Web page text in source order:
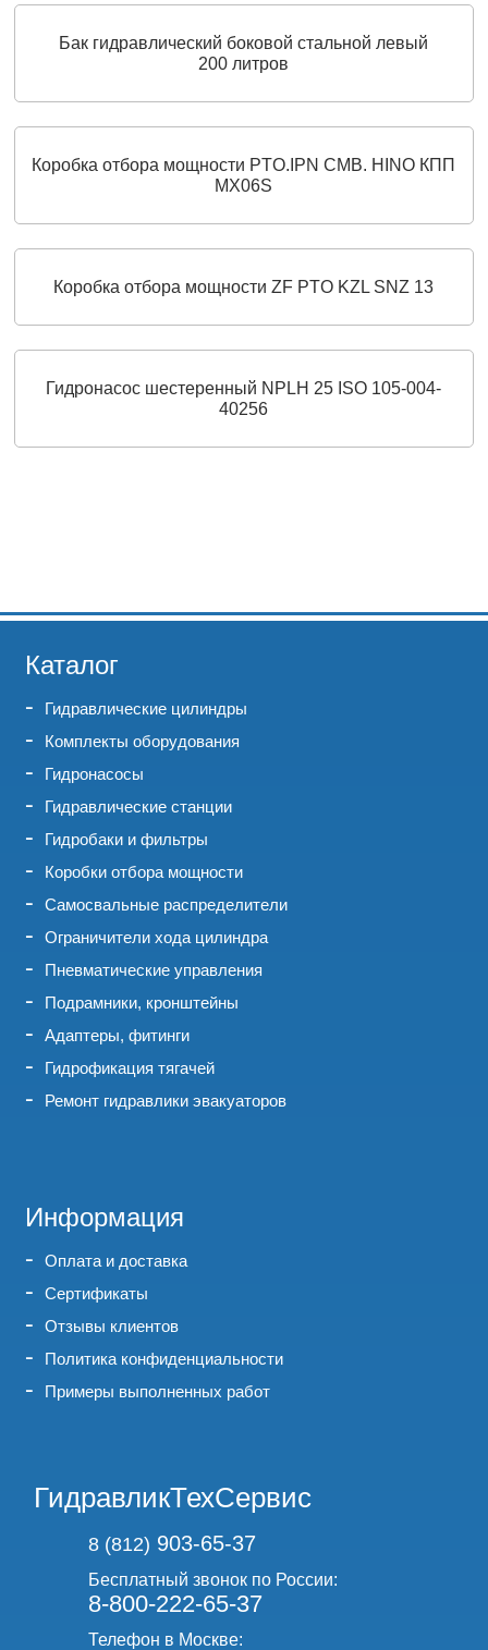
Бак гидравлический боковой стальной левый
200 литров
Коробка отбора мощности PTO.IPN CMB. HINO КПП
MX06S
Коробка отбора мощности ZF PTO KZL SNZ 13
Гидронасос шестеренный NPLH 25 ISO 105-004-
40256
Каталог
Гидравлические цилиндры
Комплекты оборудования
Гидронасосы
Гидравлические станции
Гидробаки и фильтры
Коробки отбора мощности
Самосвальные распределители
Ограничители хода цилиндра
Пневматические управления
Подрамники, кронштейны
Адаптеры, фитинги
Гидрофикация тягачей
Ремонт гидравлики эвакуаторов
Информация
Оплата и доставка
Сертификаты
Отзывы клиентов
Политика конфиденциальности
Примеры выполненных работ
ГидравликТехСервис
8 (812) 903-65-37
Бесплатный звонок по России:
8-800-222-65-37
Телефон в Москве: